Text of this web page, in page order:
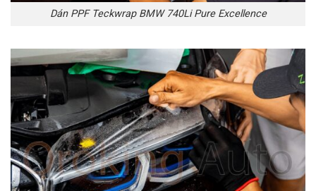
Dán PPF Teckwrap BMW 740Li Pure Excellence